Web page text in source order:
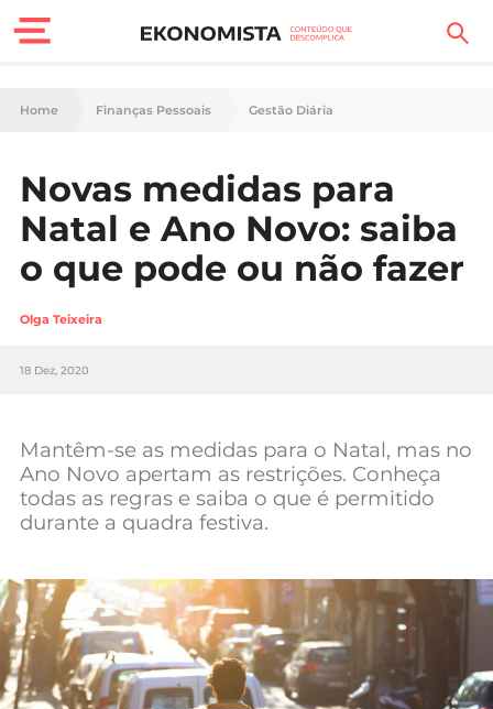
Finanças Pessoais
Carreira
Casa
Lifestyle
Sociedade
Negócios
Mundial 2026
Home Finanças Pessoais Gestão Diária
Novas medidas para
Natal e Ano Novo: saiba
o que pode ou não fazer
Olga Teixeira
18 Dez, 2020
Mantêm-se as medidas para o Natal, mas no
Ano Novo apertam as restrições. Conheça
todas as regras e saiba o que é permitido
durante a quadra festiva.